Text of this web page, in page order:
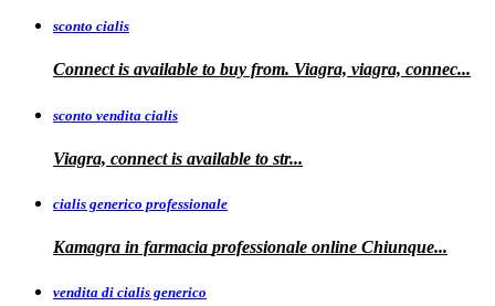
sconto cialis
Connect is available to buy from. Viagra, viagra, connec...
sconto vendita cialis
Viagra, connect is available to str...
cialis generico professionale
Kamagra in farmacia professionale online Chiunque...
vendita di cialis generico